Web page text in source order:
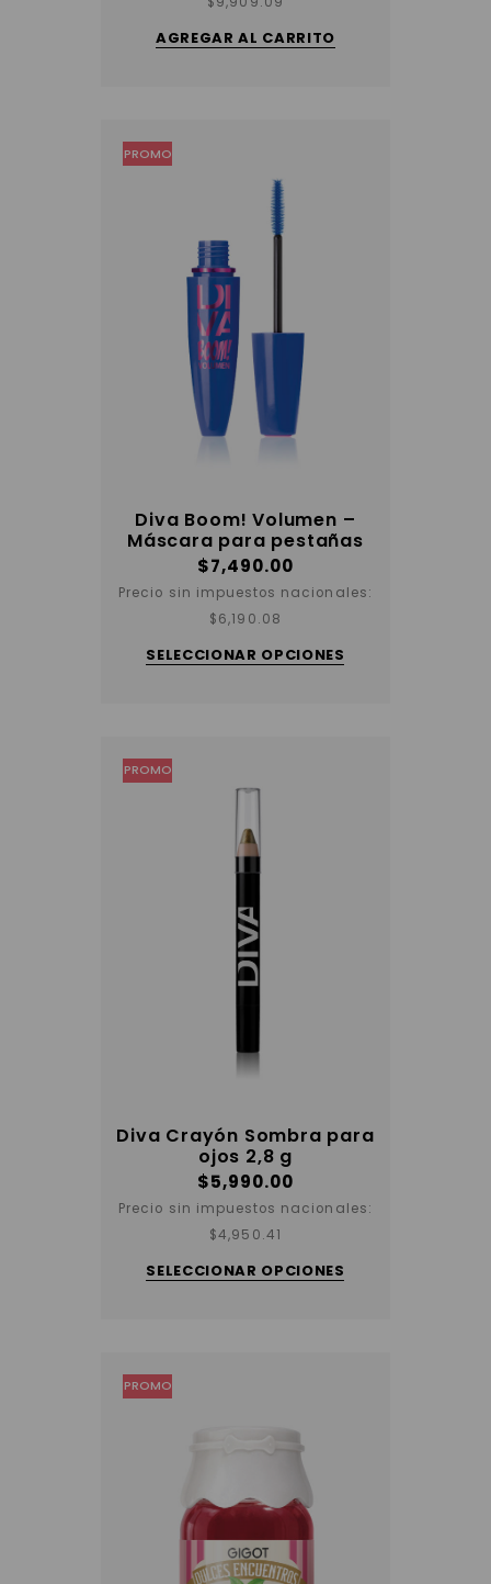
AGREGAR AL CARRITO
PROMO
Diva Boom! Volumen –
Máscara para pestañas
$7,490.00
Precio sin impuestos nacionales:
$6,190.08
SELECCIONAR OPCIONES
Este
producto
tiene
varias
la
del
producto
PROMO
Diva Crayón Sombra para
ojos 2,8 g
$5,990.00
Precio sin impuestos nacionales:
$4,950.41
SELECCIONAR OPCIONES
Este
producto
tiene
varias
página
producto
PROMO